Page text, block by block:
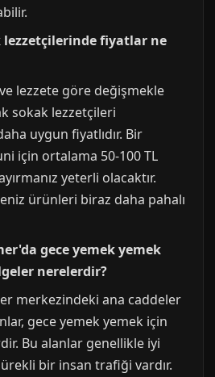
lezzetçilerinde fiyatlar ne
lezzete göre değişmekle
sokak lezzetçileri
uygun fiyatlıdır. Bir
için ortalama 50-100 TL
yeterli olacaktır.
ürünleri biraz daha pahalı
gece yemek yemek
nerelerdir?
merkezindeki ana caddeler
gece yemek yemek için
Bu alanlar genellikle iyi
bir insan trafiği vardır.